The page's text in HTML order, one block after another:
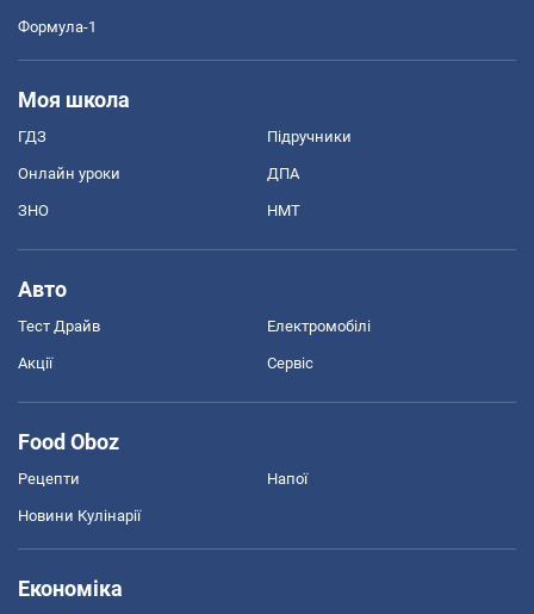
Формула-1
Моя школа
ГДЗ Підручники
Онлайн уроки ДПА
ЗНО НМТ
Авто
Тест Драйв Електромобілі
Акції Сервіс
Food Oboz
Рецепти Напої
Новини Кулінарії
Економіка